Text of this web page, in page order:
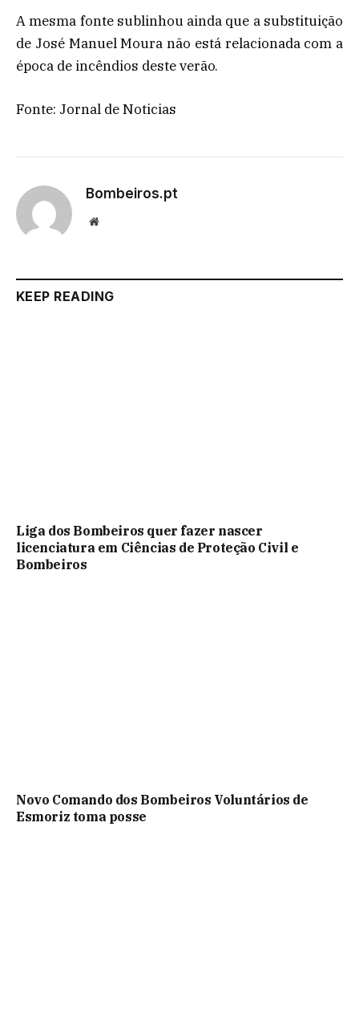
A mesma fonte sublinhou ainda que a substituição
de José Manuel Moura não está relacionada com a
época de incêndios deste verão.
Fonte: Jornal de Noticias
Bombeiros.pt
Website
KEEP READING
Liga dos Bombeiros quer fazer nascer
licenciatura em Ciências de Proteção Civil e
Bombeiros
Novo Comando dos Bombeiros Voluntários de
Esmoriz toma posse